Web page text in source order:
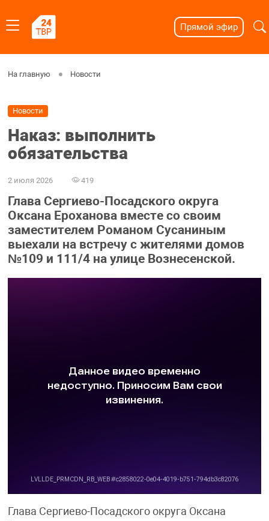
Прямой эфир
На главную Новости
Новости
Наказ: выполнить
обязательства
2 июля 2026 419
Глава Сергиево-Посадского округа
Оксана Ероханова вместе со своим
заместителем Романом Сусаниным
выехали на встречу с жителями домов
№109 и 111/4 на улице Вознесенской.
Глава Сергиево-Посадского округа Оксана